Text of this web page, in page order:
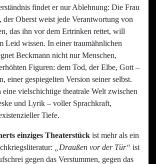
findet er nur Ablehnung: Die Frau
der Oberst weist jede Verantwortung von
das ihn vor dem Ertrinken rettet, will
Leid wissen. In einer traumähnlichen
Beckmann nicht nur Menschen,
Figuren: dem Tod, der Elbe, Gott –
einer gespiegelten Version seiner selbst.
vielschichtige theatrale Welt zwischen
und Lyrik – voller Sprachkraft,
Tiefe.
einziges Theaterstück ist mehr als ein
„Draußen vor der Tür“ ist
gegen das Verstummen, gegen das